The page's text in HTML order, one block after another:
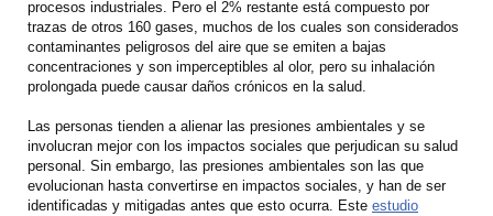
procesos industriales. Pero el 2% restante está compuesto por
trazas de otros 160 gases, muchos de los cuales son considerados
contaminantes peligrosos del aire que se emiten a bajas
concentraciones y son imperceptibles al olor, pero su inhalación
prolongada puede causar daños crónicos en la salud.
Las personas tienden a alienar las presiones ambientales y se
involucran mejor con los impactos sociales que perjudican su salud
personal. Sin embargo, las presiones ambientales son las que
evolucionan hasta convertirse en impactos sociales, y han de ser
identificadas y mitigadas antes que esto ocurra. Este estudio